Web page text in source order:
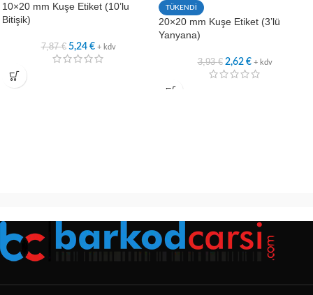
10×20 mm Kuşe Etiket (10’lu
Bitişik)
7,87€ 5,24 € + kdv
TÜKENDİ
20×20 mm Kuşe Etiket (3’lü
Yanyana)
3,93€ 2,62 € + kdv